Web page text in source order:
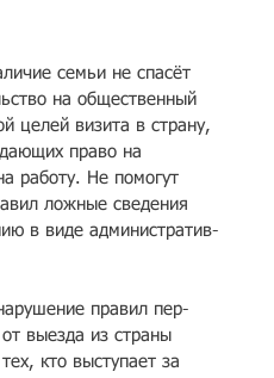
семьи не спа­сёт
на общес­твенный
целей виз­ита в страну,
право на
работ­у. Не помогут
ложные сведения
в виде административ­
правил пер­
выезда из стра­ны
кто выс­тупает за